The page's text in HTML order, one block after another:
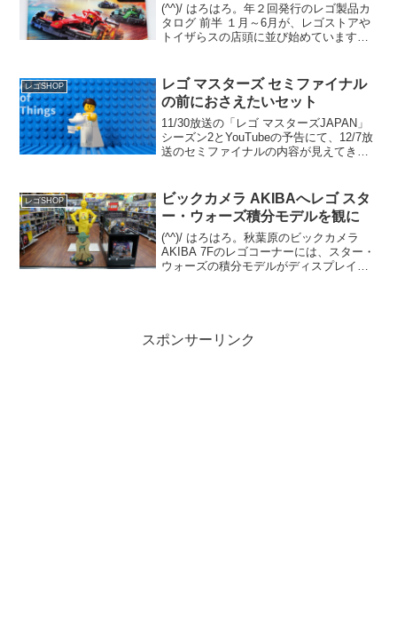
(^^)/ はろはろ。年２回発行のレゴ製品カ
タログ 前半 １月～6月が、レゴストアや
トイザらスの店頭に並び始めています。
が、近日中にレゴショップの「レゴ製品
カタ...
レゴSHOP
レゴ マスターズ セミファイナル
の前におさえたいセット
11/30放送の「レゴ マスターズJAPAN」
シーズン2とYouTubeの予告にて、12/7放
送のセミファイナルの内容が見えてきま
ンハーフ」に近く、乗り物の既存...
レゴSHOP
ビックカメラ AKIBAへレゴ スタ
ー・ウォーズ積分モデルを観に
(^^)/ はろはろ。秋葉原のビックカメラ
AKIBA 7Fのレゴコーナーには、スター・
ウォーズの積分モデルがディスプレイさ
スポンサーリンク